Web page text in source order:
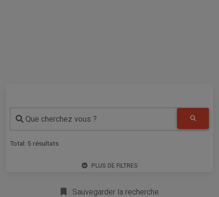
Que cherchez vous ?
Total: 5 résultats
PLUS DE FILTRES
Sauvegarder la recherche